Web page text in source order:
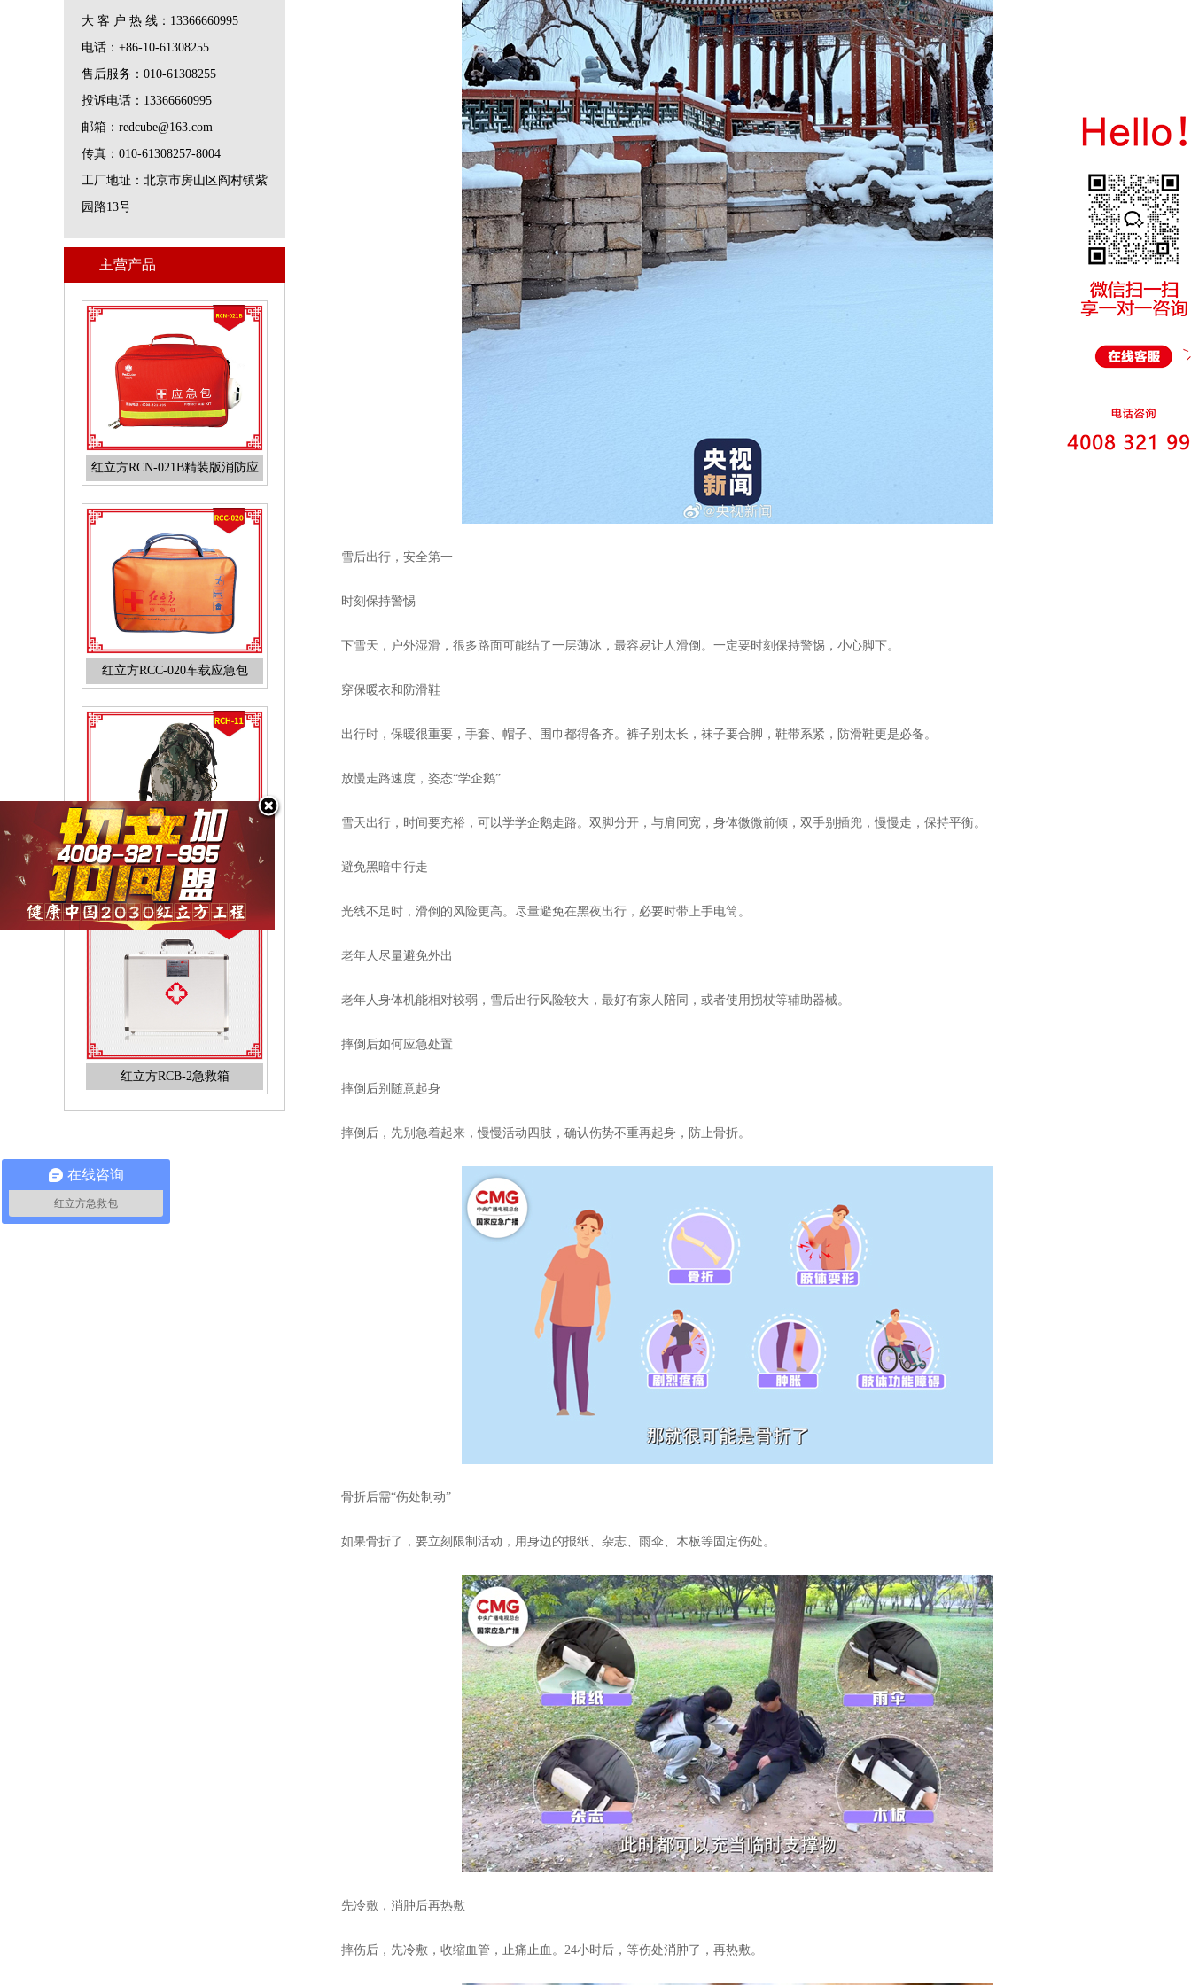
大 客 户 热 线：13366660995
电话：+86-10-61308255
售后服务：010-61308255
投诉电话：13366660995
邮箱：redcube@163.com
传真：010-61308257-8004
工厂地址：北京市房山区阎村镇紫
园路13号
主营产品
红立方RCN-021B精装版消防应
红立方RCC-020车载应急包
红立方RCH-011户外行囊
红立方RCB-2急救箱
雪后出行，安全第一
时刻保持警惕
下雪天，户外湿滑，很多路面可能结了一层薄冰，最容易让人滑倒。一定要时刻保持警惕，小心脚下。
穿保暖衣和防滑鞋
出行时，保暖很重要，手套、帽子、围巾都得备齐。裤子别太长，袜子要合脚，鞋带系紧，防滑鞋更是必备。
放慢走路速度，姿态“学企鹅”
雪天出行，时间要充裕，可以学学企鹅走路。双脚分开，与肩同宽，身体微微前倾，双手别插兜，慢慢走，保持平衡。
避免黑暗中行走
光线不足时，滑倒的风险更高。尽量避免在黑夜出行，必要时带上手电筒。
老年人尽量避免外出
老年人身体机能相对较弱，雪后出行风险较大，最好有家人陪同，或者使用拐杖等辅助器械。
摔倒后如何应急处置
摔倒后别随意起身
摔倒后，先别急着起来，慢慢活动四肢，确认伤势不重再起身，防止骨折。
骨折后需“伤处制动”
如果骨折了，要立刻限制活动，用身边的报纸、杂志、雨伞、木板等固定伤处。
先冷敷，消肿后再热敷
摔伤后，先冷敷，收缩血管，止痛止血。24小时后，等伤处消肿了，再热敷。
在线咨询
红立方急救包